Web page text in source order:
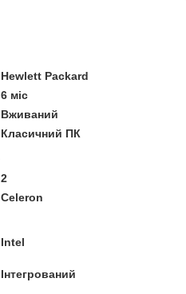
Hewlett Packard
6 міс
Вживаний
Класичний ПК
2
Celeron
Intel
Інтегрований